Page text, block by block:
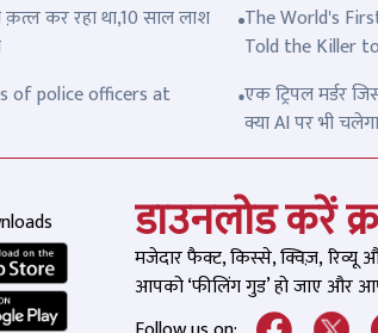
कर रहा था,10 साल लाश
The World's
Told the Killer
of police officers at
एक ट्रिपल मर्डर
क्या AI पर भी
डाउनलोड करें
मजेदार फैक्ट, किस्से, क्विज़, रिव्यू
आपको ‘फीलिंग गुड’ हो जाए और